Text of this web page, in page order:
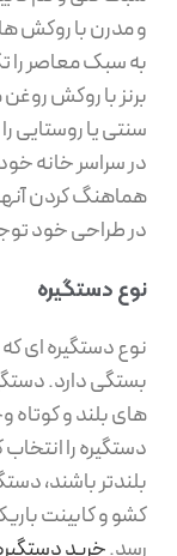
و مدرن با روکش
به سبک معاصر را
برنز با روکش
سنتی یا روستایی
در سراسر خانه
هماهنگ کردن آنها
در طراحی خود
نوع دستگیره
نوع دستگیره ای
بستگی دارد.
های بلند و
دستگیره را
بلندتر باشند،
کشو و کابینت
رسد.خرید